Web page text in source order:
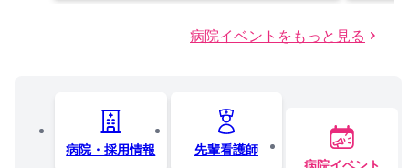
病院イベントをもっと見る
病院・採用情報
先輩看護師